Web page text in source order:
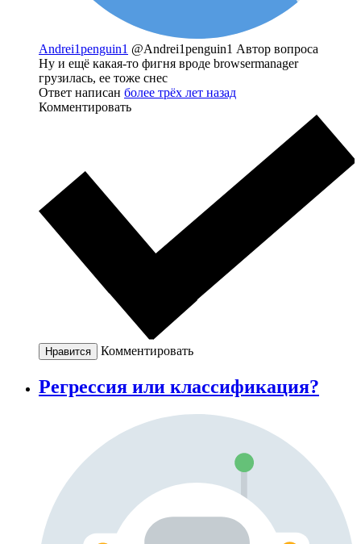
Andrei1penguin1 @Andrei1penguin1 Автор вопроса
Ну и ещё какая-то фигня вроде browsermanager
грузилась, ее тоже снес
Ответ написан более трёх лет назад
Комментировать
Нравится Комментировать
Регрессия или классификация?